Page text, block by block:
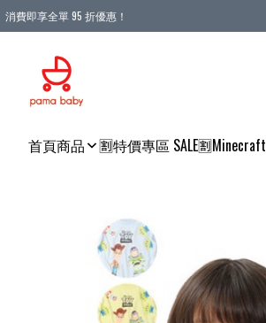
消費即享全單 95 折優惠！
首頁商品 🈹特價專區 SALE🈹Minecraft